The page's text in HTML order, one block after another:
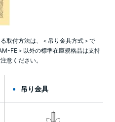
取付方法は、＜吊り金具方式＞で
FE＞以外の標準在庫規格品は支持
意ください。
吊り金具